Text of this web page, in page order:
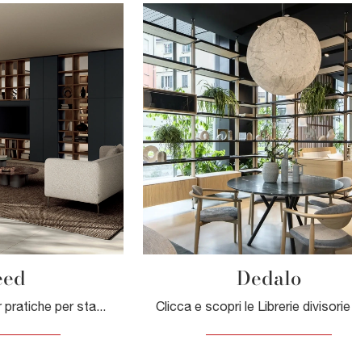
Librerie divisorie iper pratiche per stanze design: scopri di più sul modello Speed della firma Dall'Agnese!
Dedalo